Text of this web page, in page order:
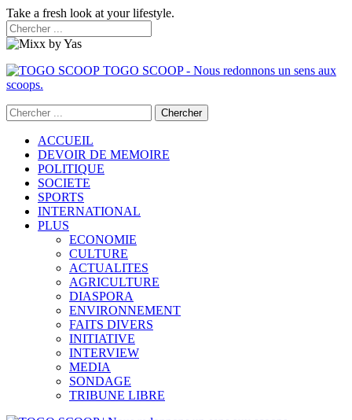
Take a fresh look at your lifestyle.
TOGO SCOOP - Nous redonnons un sens aux
scoops.
ACCUEIL
DEVOIR DE MEMOIRE
POLITIQUE
SOCIETE
SPORTS
INTERNATIONAL
PLUS
ECONOMIE
CULTURE
ACTUALITES
AGRICULTURE
DIASPORA
ENVIRONNEMENT
FAITS DIVERS
INITIATIVE
INTERVIEW
MEDIA
SONDAGE
TRIBUNE LIBRE